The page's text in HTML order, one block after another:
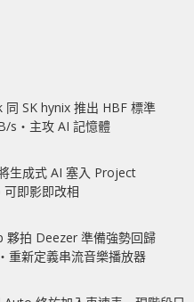
同 SK hynix 推出 HBF 標準
s‧主攻 AI 記憶體
生成式 AI 塞入 Project
即影即改相
夥拍 Deezer 準備強勢回歸
重新定義串流音樂播放器